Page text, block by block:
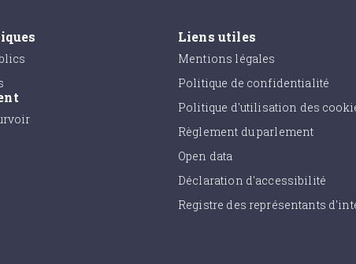
Liens utiles
Mentions légales
Politique de confidentialité
Politique d'utilisation des
Règlement du parlement
Open data
Déclaration d'accessibilité
Registre des représentants